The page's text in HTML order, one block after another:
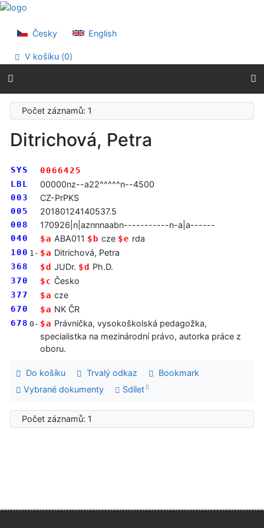
Přejít na obsah
Prohlášení o webové přístupnosti
Česky English
V košíku (0)
Počet záznamů: 1
Ditrichová, Petra
SYS
0066425
LBL
00000nz--a22^^^^^n--4500
003 CZ-PrPKS
005 20180124140537.5
008 170926|n|aznnnaabn-----------n-a|a------
040 $a ABA011 $b cze $e rda
100 1- $a Ditrichová, Petra
368 $d JUDr. $d Ph.D.
370 $c Česko
377 $a cze
670 $a NK ČR
678 0- $a Právnička, vysokoškolská pedagožka,
specialistka na mezinárodní právo, autorka práce z
oboru.
Do košíku Trvalý odkaz
Bookmark
Vybrané dokumenty
Sdílet
Počet záznamů: 1